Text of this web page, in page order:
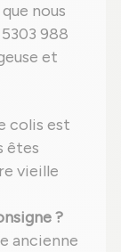
nous
988
et
colis est
êtes
vieille
?
ancienne